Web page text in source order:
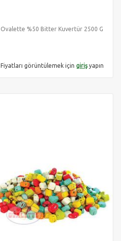
Ovalette %50 Bitter Kuvertür 2500 G
Fiyatları görüntülemek için girişyapın